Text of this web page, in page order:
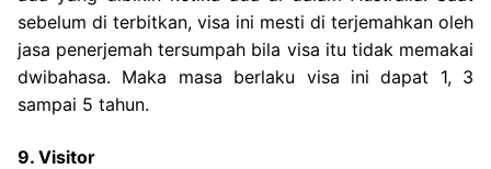
sebelum di terbitkan, visa ini mesti di terjemahkan oleh
jasa penerjemah tersumpah bila visa itu tidak memakai
dwibahasa. Maka masa berlaku visa ini dapat 1, 3
sampai 5 tahun.
9. Visitor